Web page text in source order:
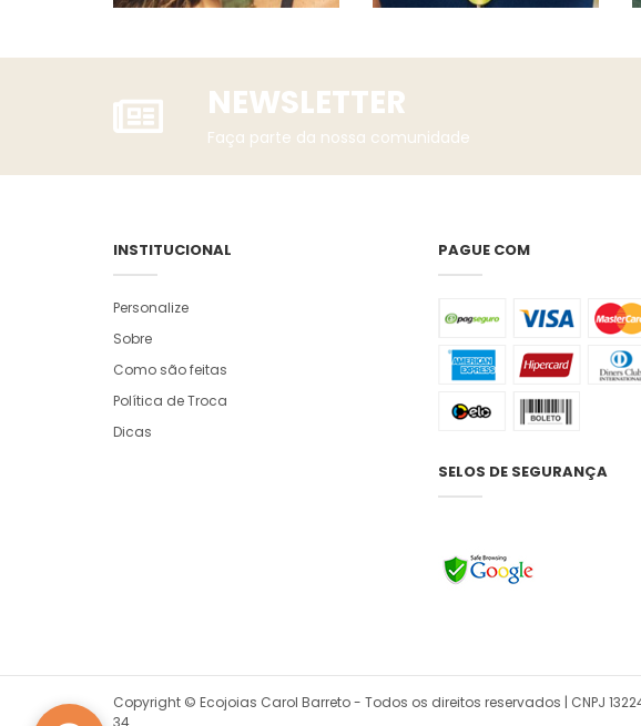
NEWSLETTER
Faça parte da nossa comunidade
INSTITUCIONAL
Personalize
Sobre
Como são feitas
Política de Troca
Dicas
PAGUE COM
SELOS DE SEGURANÇA
Copyright © Ecojoias Carol Barreto - Todos os direitos reservados | CNPJ
34